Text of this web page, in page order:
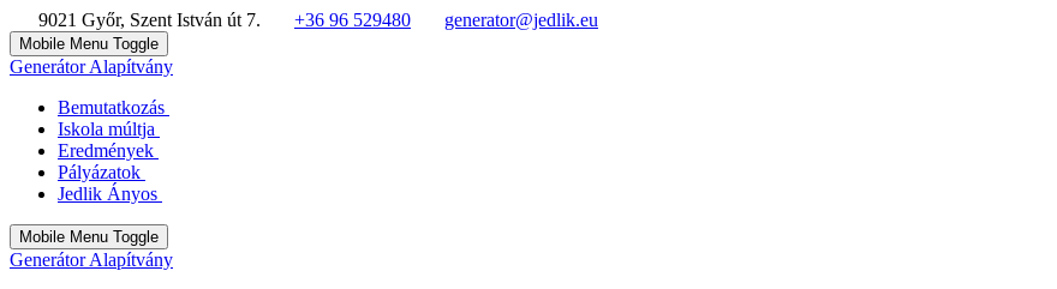
9021 Győr, Szent István út 7. +36 96 529480 generator@jedlik.eu
Mobile Menu Toggle
Generátor Alapítvány
Bemutatkozás
Iskola múltja
Eredmények
Pályázatok
Jedlik Ányos
Mobile Menu Toggle
Generátor Alapítvány